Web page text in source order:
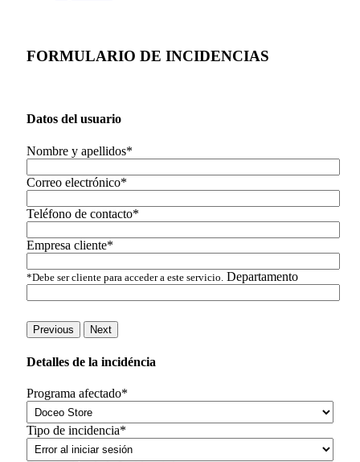
FORMULARIO DE INCIDENCIAS
Datos del usuario
Nombre y apellidos*
Correo electrónico*
Teléfono de contacto*
Empresa cliente*
*Debe ser cliente para acceder a este servicio. Departamento
Previous Next
Detalles de la incidéncia
Programa afectado*
Tipo de incidencia*